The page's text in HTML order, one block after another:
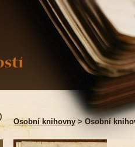
Osobní knihovny > Osobní